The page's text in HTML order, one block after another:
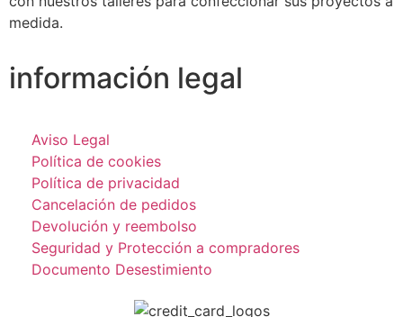
medida.
información legal
Aviso Legal
Política de cookies
Política de privacidad
Cancelación de pedidos
Devolución y reembolso
Seguridad y Protección a compradores
Documento Desestimiento